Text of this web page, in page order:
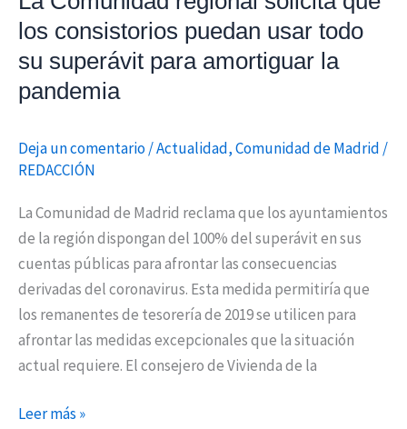
los consistorios puedan usar todo
su superávit para amortiguar la
pandemia
Deja un comentario/Actualidad,Comunidad de Madrid/
REDACCIÓN
La Comunidad de Madrid reclama que los ayuntamientos
de la región dispongan del 100% del superávit en sus
cuentas públicas para afrontar las consecuencias
derivadas del coronavirus. Esta medida permitiría que
los remanentes de tesorería de 2019 se utilicen para
afrontar las medidas excepcionales que la situación
actual requiere. El consejero de Vivienda de la
superávit
para
amortiguar
la
pandemia
Leer más »